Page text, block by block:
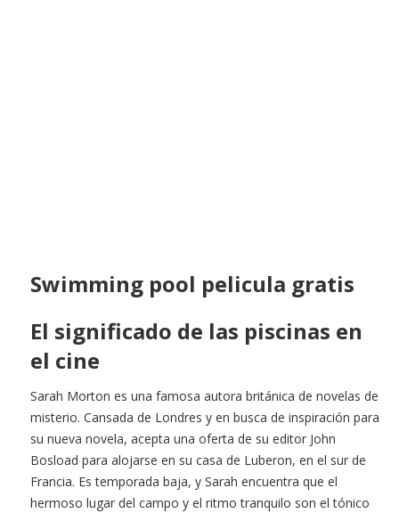
Swimming pool pelicula gratis
El significado de las piscinas en
el cine
Sarah Morton es una famosa autora británica de novelas de
misterio. Cansada de Londres y en busca de inspiración para
su nueva novela, acepta una oferta de su editor John
Bosload para alojarse en su casa de Luberon, en el sur de
Francia. Es temporada baja, y Sarah encuentra que el
hermoso lugar del campo y el ritmo tranquilo son el tónico